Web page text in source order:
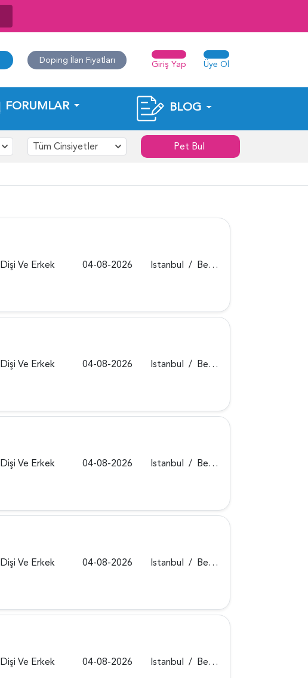
Doping İlan Fiyatları Giriş Yap Üye Ol
FORUMLAR BLOG
Tüm Cinsiyetler Pet Bul
Dişi Ve Erkek 04-08-2026 Istanbul / Beykoz
Dişi Ve Erkek 04-08-2026 Istanbul / Beykoz
Dişi Ve Erkek 04-08-2026 Istanbul / Beykoz
Dişi Ve Erkek 04-08-2026 Istanbul / Beykoz
Dişi Ve Erkek 04-08-2026 Istanbul / Beykoz